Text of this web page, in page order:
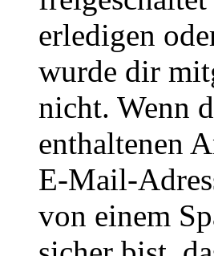
erledigen
wurde dir
nicht. Wenn
enthaltenen
E-Mail-
von einem